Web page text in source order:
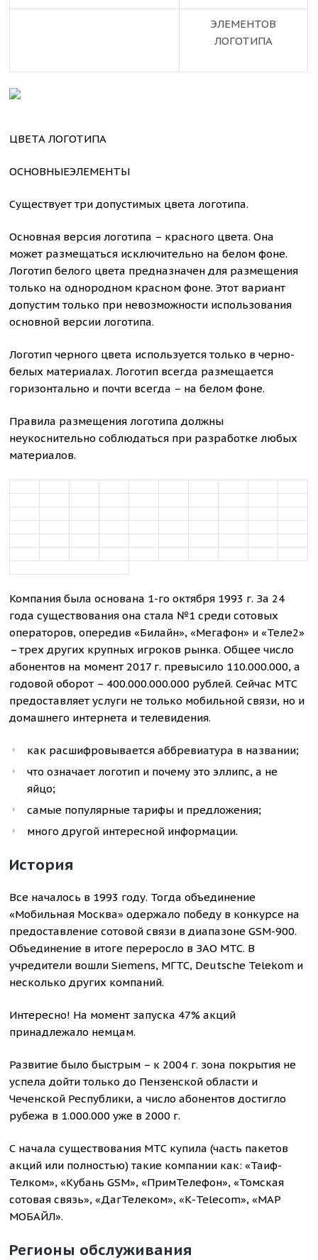
ЭЛЕМЕНТОВ
ЛОГОТИПА
ЦВЕТА ЛОГОТИПА
ОСНОВНЫЕЭЛЕМЕНТЫ
Существует три допустимых цвета логотипа.
Основная версия логотипа – красного цвета. Она
может размещаться исключительно на белом фоне.
Логотип белого цвета предназначен для размещения
только на однородном красном фоне. Этот вариант
допустим только при невозможности использования
основной версии логотипа.
Логотип черного цвета используется только в черно-
белых материалах. Логотип всегда размещается
горизонтально и почти всегда – на белом фоне.
Правила размещения логотипа должны
неукоснительно соблюдаться при разработке любых
материалов.
Компания была основана 1-го октября 1993 г. За 24
года существования она стала №1 среди сотовых
операторов, опередив «Билайн», «Мегафон» и «Теле2»
–трех других крупных игроков рынка. Общее число
абонентов на момент 2017 г. превысило 110.000.000, а
годовой оборот – 400.000.000.000 рублей. Сейчас МТС
предоставляет услуги не только мобильной связи, но и
домашнего интернета и телевидения.
как расшифровывается аббревиатура в названии;
что означает логотип и почему это эллипс, а не
яйцо;
самые популярные тарифы и предложения;
много другой интересной информации.
История
Все началось в 1993 году. Тогда объединение
«Мобильная Москва» одержало победу в конкурсе на
предоставление сотовой связи в диапазоне GSM-900.
Объединение в итоге переросло в ЗАО МТС. В
учредители вошли Siemens, МГТС, Deutsche Telekom и
несколько других компаний.
Интересно! На момент запуска 47% акций
принадлежало немцам.
Развитие было быстрым – к 2004 г. зона покрытия не
успела дойти только до Пензенской области и
Чеченской Республики, а число абонентов достигло
рубежа в 1.000.000 уже в 2000 г.
С начала существования МТС купила (часть пакетов
акций или полностью) такие компании как: «Таиф-
Телком», «Кубань GSM», «ПримТелефон», «Томская
сотовая связь», «ДагТелеком», «К-Telecom», «МАР
МОБАЙЛ».
Регионы обслуживания